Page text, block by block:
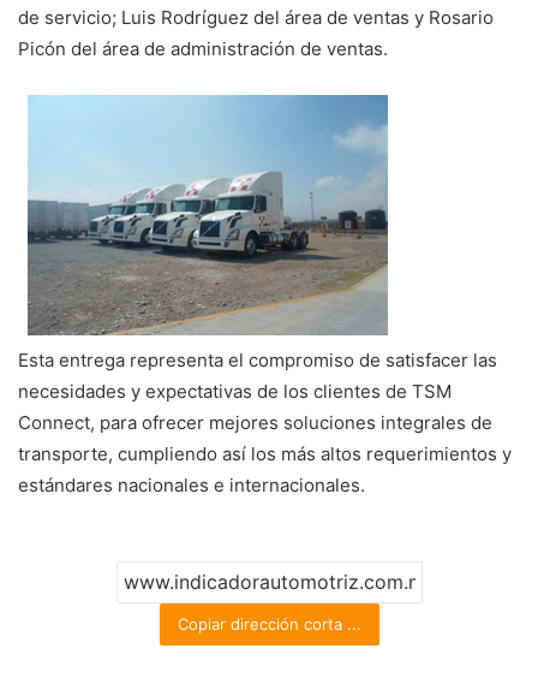
de servicio; Luis Rodríguez del área de ventas y Rosario
Picón del área de administración de ventas.
Esta entrega representa el compromiso de satisfacer las
necesidades y expectativas de los clientes de TSM
Connect, para ofrecer mejores soluciones integrales de
transporte, cumpliendo así los más altos requerimientos y
estándares nacionales e internacionales.
Copiar dirección corta ...